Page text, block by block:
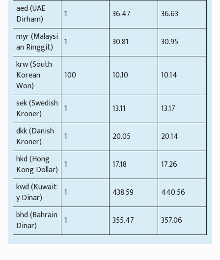
aed (UAE
Dirham)
1 36.47
36.63
myr (Malaysi
an Ringgit)
1 30.81
30.95
krw (South
Korean
Won)
100 10.10 10.14
sek (Swedish
Kroner)
1 13.11
13.17
dkk (Danish
Kroner)
1 20.05
20.14
hkd (Hong
Kong Dollar) 1 17.18
17.26
kwd (Kuwait
y Dinar)
1 438.59
440.56
bhd (Bahrain
Dinar)
1 355.47 357.06